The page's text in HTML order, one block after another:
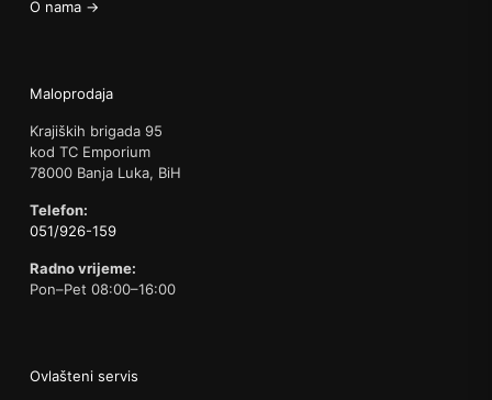
O nama →
Maloprodaja
Krajiških brigada 95
kod TC Emporium
78000 Banja Luka, BiH
Telefon:
051/926-159
Radno vrijeme:
Pon–Pet 08:00–16:00
Ovlašteni servis